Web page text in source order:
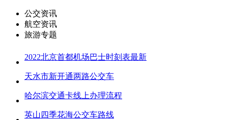
公交资讯
航空资讯
旅游专题
2022北京首都机场巴士时刻表最新
天水市新开通两路公交车
哈尔滨交通卡线上办理流程
英山四季花海公交车路线